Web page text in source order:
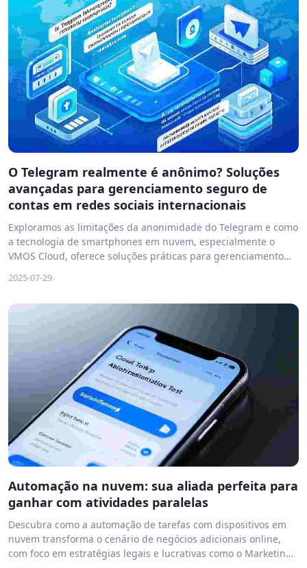
O Telegram realmente é anônimo? Soluções
avançadas para gerenciamento seguro de
contas em redes sociais internacionais
Exploramos as limitações da anonimidade do Telegram e como
a tecnologia de smartphones em nuvem, especialmente o
VMOS Cloud, oferece soluções práticas para gerenciamento
Saiba como proteger sua privacidade e aumentar a eficiência
2025-07-29
Automação na nuvem: sua aliada perfeita para
ganhar com atividades paralelas
Descubra como a automação de tarefas com dispositivos em
nuvem transforma o cenário de negócios adicionais online,
com foco em estratégias legais e lucrativas como o Marketing